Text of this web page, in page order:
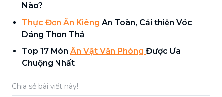
Nào?
Thực Đơn Ăn Kiêng An Toàn, Cải thiện Vóc
Dáng Thon Thả
Top 17 Món Ăn Vặt Văn Phòng Được Ưa
Chuộng Nhất
Chia sẻ bài viết này!